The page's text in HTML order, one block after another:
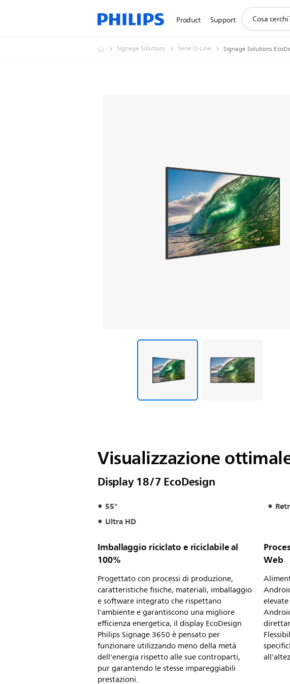
Product Support
supporto
Signage Solutions Serie Q-Line Signage Solutions
Visualizzazione
Display 18/7 EcoDesign
55"
Ultra HD
Imballaggio riciclato e riciclabile al
100%
Progettato con processi di produzione,
caratteristiche fisiche, materiali, imballaggio
e software integrato che rispettano
l'ambiente e garantiscono una migliore
efficienza energetica, il display EcoDesign
Philips Signage 3650 è pensato per
funzionare utilizzando meno della metà
dell'energia rispetto alle sue controparti,
pur garantendo le stesse impareggiabili
prestazioni.
Web